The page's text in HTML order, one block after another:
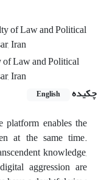
of Law and Political
Iran
Law and Political
Iran
چکیده
English
enables the
at the same time.
knowledge,
aggression are